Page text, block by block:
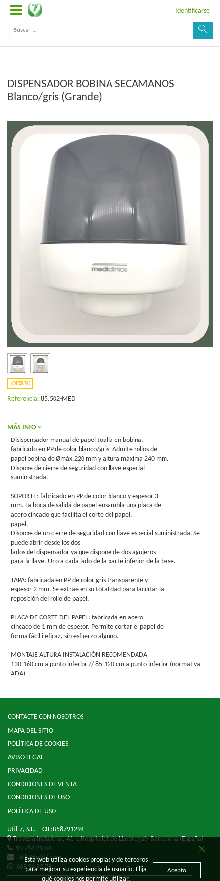
Identificarse
DISPENSADOR BOBINA SECAMANOS
Blanco/gris (Grande)
¡OFERTA!
Referencia: 85.502-MED
MÁS INFO
Disispensador manual de papel toalla en bobina,
fabricado en PP de color blanco/gris. Admite rollos de
papel bobina de Ømáx.220 mm y altura máxima 240 mm.
Dispone de cierre de seguridad con llave especial
suministrada.
SOPORTE: fabricado en PP de color blanco y espesor 3
mm. La boca de salida de papel ensambla una placa de
acero cincado que facilita el corte del papel.
papel.
Dispone de un cierre de seguridad con llave especial suministrada. Se
puede abrir desde los dos
lados del dispensador ya que dispone de dos agujeros
para la llave. Uno a cada lado de la parte inferior de la base.
TAPA: fabricada en PP de color gris transparente y
espesor 2 mm. Se extrae en su totalidad para facilitar la
reposición del rollo de papel.
PLACA DE CORTE DEL PAPEL: fabricada en acero
cincado de 1 mm de espesor. Permite cortar el papel de
forma fácil i eficaz, sin esfuerzo alguno.
MONTAJE ALTURA INSTALACIÓN RECOMENDADA
130-160 cm a punto inferior // 85-120 cm a punto inferior (normativa
ADA).
CONTACTE CON NOSOTROS
MAPA DEL SITIO
POLÍTICA DE COOKIES
AVISO LEGAL
PRIVACIDAD
CONDICIONES DE VENTA
CONDICIONES DE USO
POLÍTICA DE USO
Util-7, S.L. - CIF:B58791294
Travesia Industrial, 41L'Hospitalet de LLobregat-Barcelona(España)
93 284 21 04
util7@util7.com
669 34 92 79
Esta web utiliza cookies propias y de terceros
para mejorar su experiencia de usuario. Elija
qué cookies nos permite utilizar.
Acepto